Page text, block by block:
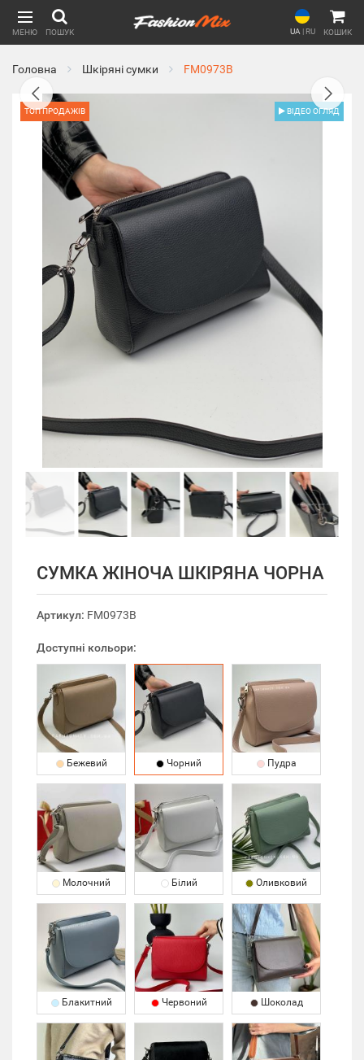
МЕНЮ ПОШУК UA | RU КОШИК
Головна Шкіряні сумки FM0973B
ТОП ПРОДАЖІВ ВІДЕО ОГЛЯД
СУМКА ЖІНОЧА ШКІРЯНА ЧОРНА
Артикул: FM0973B
Доступні кольори:
Бежевий Чорний Пудра
Молочний Білий Оливковий
Блакитний Червоний Шоколад